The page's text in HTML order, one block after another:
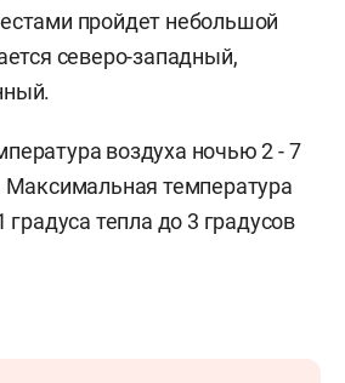
пройдет небольшой
северо-западный,
воздуха ночью 2 - 7
Максимальная температура
градуса тепла до 3 градусов